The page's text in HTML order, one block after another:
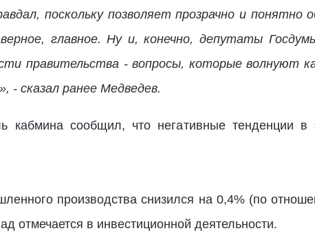
поскольку позволяет прозрачно и понятно
главное. Ну и, конечно, депутаты
правительства - вопросы, которые волнуют
- сказал ранее Медведев.
кабмина сообщил, что негативные тенденции
производства снизился на 0,4% (по
отмечается в инвестиционной деятельности.